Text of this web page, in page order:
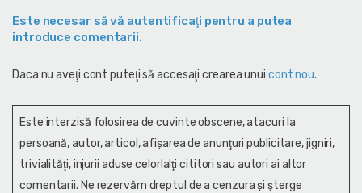
Este necesar să vă autentificaţi pentru a putea
introduce comentarii.
Daca nu aveţi cont puteţi să accesaţi crearea unui cont nou.
Este interzisă folosirea de cuvinte obscene, atacuri la
persoană, autor, articol, afişarea de anunţuri publicitare, jigniri,
trivialităţi, injurii aduse celorlalţi cititori sau autori ai altor
comentarii. Ne rezervăm dreptul de a cenzura și şterge